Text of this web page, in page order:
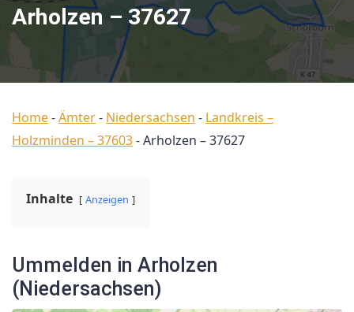
Arholzen – 37627
Home-Ämter- Niedersachsen - Landkreis –
Holzminden – 37603-Arholzen – 37627
Inhalte Anzeigen
Ummelden in Arholzen
(Niedersachsen)